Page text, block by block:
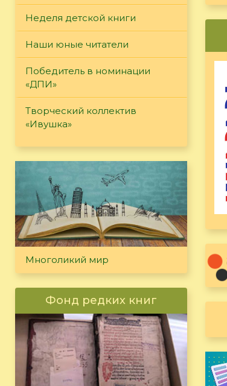
Неделя детской книги
Наши юные читатели
Победитель в номинации
«ДПИ»
Творческий коллектив
«Ивушка»
Многоликий мир
Фонд редких книг